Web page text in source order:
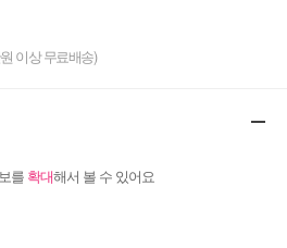
이상 무료배송)
를 확대해서 볼 수 있어요